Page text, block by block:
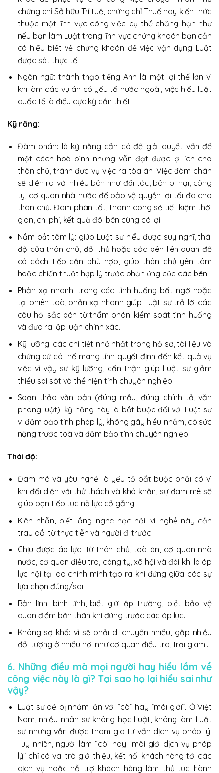
chứng chỉ Sở hữu Trí tuệ, chứng chỉ Thuế hay kiến thức
thuộc một lĩnh vực công việc cụ thể chẳng hạn như
nếu bạn làm Luật trong lĩnh vực chứng khoán bạn cần
có hiểu biết về chứng khoán để việc vận dụng Luật
được sát thực tế.
Ngôn ngữ: thành thạo tiếng Anh là một lợi thế lớn vì
khi làm các vụ án có yếu tố nước ngoài, việc hiểu luật
quốc tế là điều cực kỳ cần thiết.
Kỹ năng:
Đàm phán: là kỹ năng cần có để giải quyết vấn đề
một cách hoà bình nhưng vẫn đạt được lợi ích cho
thân chủ, tránh đưa vụ việc ra tòa án. Việc đàm phán
sẽ diễn ra với nhiều bên như đối tác, bên bị hại, công
ty, cơ quan nhà nước để bảo vệ quyền lợi tối đa cho
thân chủ. Đàm phán tốt, thành công sẽ tiết kiệm thời
gian, chi phí, kết quả đôi bên cùng có lợi.
Nắm bắt tâm lý: giúp Luật sư hiểu được suy nghĩ, thái
độ của thân chủ, đối thủ hoặc các bên liên quan để
có cách tiếp cận phù hợp, giúp thân chủ yên tâm
hoặc chiến thuật hợp lý trước phản ứng của các bên.
Phản xạ nhanh: trong các tình huống bất ngờ hoặc
tại phiên toà, phản xạ nhanh giúp Luật sư trả lời các
câu hỏi sắc bén từ thẩm phán, kiểm soát tình huống
và đưa ra lập luận chính xác.
Kỹ lưỡng: các chi tiết nhỏ nhất trong hồ sơ, tài liệu và
chứng cứ có thể mang tính quyết định đến kết quả vụ
việc vì vậy sự kỹ lưỡng, cẩn thận giúp Luật sư giảm
thiểu sai sót và thể hiện tính chuyên nghiệp.
Soạn thảo văn bản (đúng mẫu, đúng chính tả, văn
phong luật): kỹ năng này là bắt buộc đối với Luật sư
vì đảm bảo tính pháp lý, không gây hiểu nhầm, có sức
nặng trước toà và đảm bảo tính chuyên nghiệp.
Thái độ:
Đam mê và yêu nghề: là yếu tố bắt buộc phải có vì
khi đối diện với thử thách và khó khăn, sự đam mê sẽ
giúp bạn tiếp tục nỗ lực cố gắng.
Kiên nhẫn, biết lắng nghe học hỏi: vì nghề này cần
trau dồi từ thực tiễn và người đi trước.
Chịu được áp lực: từ thân chủ, toà án, cơ quan nhà
nước, cơ quan điều tra, công ty, xã hội và đôi khi là áp
lực nội tại do chính mình tạo ra khi đứng giữa các sự
lựa chọn đúng/sai.
Bản lĩnh: bình tĩnh, biết giữ lập trường, biết bảo vệ
quan điểm bản thân khi đứng trước các áp lực.
Không sợ khổ: vì sẽ phải di chuyển nhiều, gặp nhiều
đối tượng ở nhiều nơi như cơ quan điều tra, trại giam…
6. Những điều mà mọi người hay hiểu lầm về
công việc này là gì? Tại sao họ lại hiểu sai như
vậy?
Luật sư dễ bị nhầm lẫn với “cò” hay “môi giới”. Ở Việt
Nam, nhiều nhân sự không học Luật, không làm Luật
sư nhưng vẫn được tham gia tư vấn dịch vụ pháp lý.
Tuy nhiên, người làm “cò” hay “môi giới dịch vụ pháp
lý” chỉ có vai trò giới thiệu, kết nối khách hàng tới các
dịch vụ hoặc hỗ trợ khách hàng làm thủ tục hành